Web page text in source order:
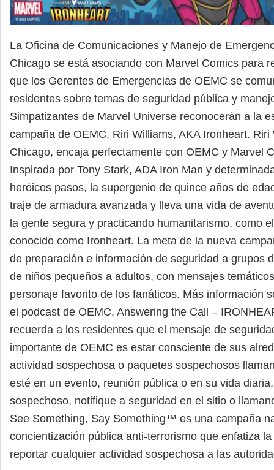
La Oficina de Comunicaciones y Manejo de
Chicago se está asociando con Marvel Comics para
que los Gerentes de Emergencias de OEMC se
residentes sobre temas de seguridad pública y
Simpatizantes de Marvel Universe reconocerán a la
campaña de OEMC, Riri Williams, AKA Ironheart.
Chicago, encaja perfectamente con OEMC y Marvel
Inspirada por Tony Stark, ADA Iron Man y
heróicos pasos, la supergenio de quince años de
traje de armadura avanzada y lleva una vida de
la gente segura y practicando humanitarismo, como
conocido como Ironheart. La meta de la nueva
de preparación e información de seguridad a grupos
de niños pequeños a adultos, con mensajes
personaje favorito de los fanáticos. Más información
el podcast de OEMC, Answering the Call –
recuerda a los residentes que el mensaje de
importante de OEMC es estar consciente de sus
actividad sospechosa o paquetes sospechosos
esté en un evento, reunión pública o en su vida
sospechoso, notifique a seguridad en el sitio o
See Something, Say Something™ es una campaña
concientización pública anti-terrorismo que enfatiza
reportar cualquier actividad sospechosa a las